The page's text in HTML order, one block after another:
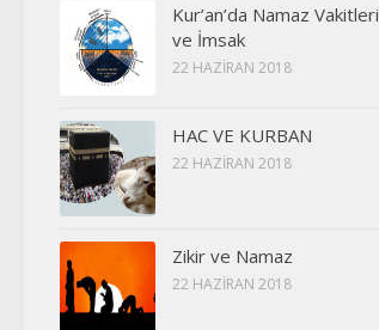
Kur’an’da Namaz Vakitleri
ve İmsak
22 HAZIRAN 2018
HAC VE KURBAN
22 HAZIRAN 2018
Zikir ve Namaz
22 HAZIRAN 2018